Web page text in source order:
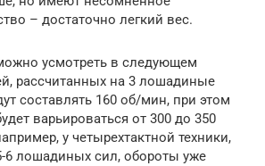
– достаточно легкий вес.
усмотреть в следующем
рассчитанных на 3 лошадиные
составлять 160 об/мин, при этом
варьироваться от 300 до 350
у четырехтактной техники,
6 лошадиных сил, обороты уже